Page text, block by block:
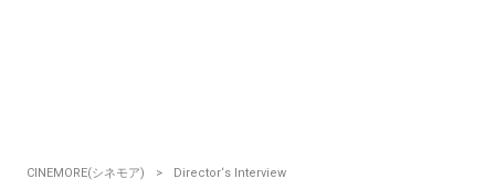
CINEMORE(シネモア)
Director‘s Interview